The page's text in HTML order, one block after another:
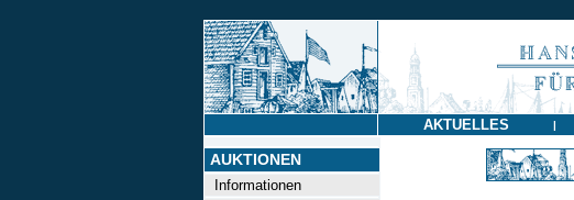
AKTUELLES |
AUKTIONEN
Informationen